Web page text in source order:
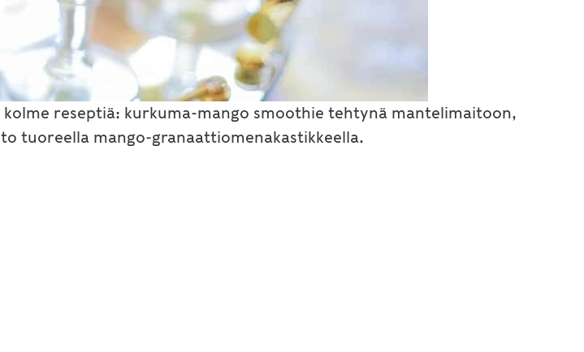
kolme reseptiä: kurkuma-mango smoothie tehtynä mantelimaitoon,
tuoreella mango-granaattiomenakastikkeella.